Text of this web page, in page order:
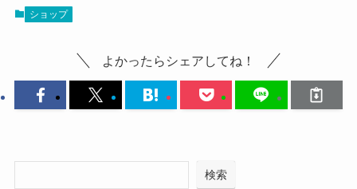
ショップ
よかったらシェアしてね！
検索